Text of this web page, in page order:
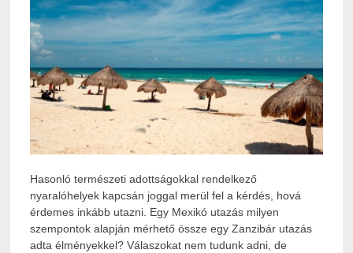
Hasonló természeti adottságokkal rendelkező
nyaralóhelyek kapcsán joggal merül fel a kérdés, hová
érdemes inkább utazni. Egy Mexikó utazás milyen
szempontok alapján mérhető össze egy Zanzibár utazás
adta élményekkel? Válaszokat nem tudunk adni, de